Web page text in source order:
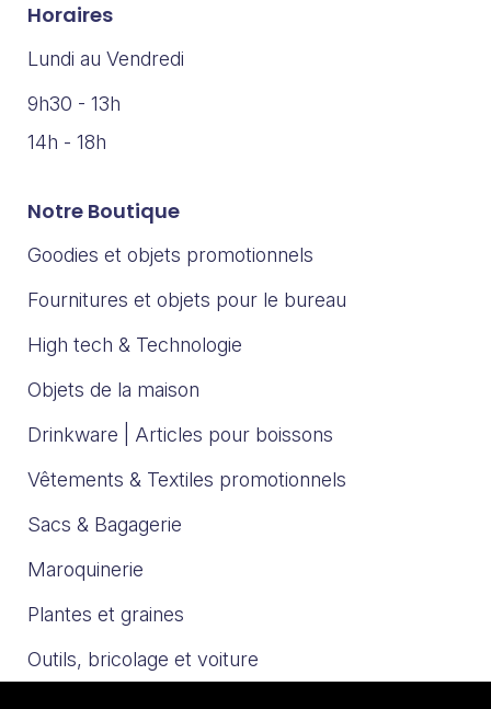
Horaires
Lundi au Vendredi
9h30 - 13h
14h - 18h
Notre Boutique
Goodies et objets promotionnels
Fournitures et objets pour le bureau
High tech & Technologie
Objets de la maison
Drinkware | Articles pour boissons
Vêtements & Textiles promotionnels
Sacs & Bagagerie
Maroquinerie
Plantes et graines
Outils, bricolage et voiture